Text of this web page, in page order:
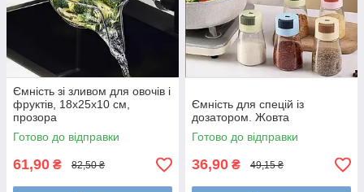
Ємність зі зливом для овочів і
фруктів, 18х25х10 см,
прозора
Готово до відправки
61,90 ₴ 82,50 ₴
Ємність для спецій із
дозатором. Жовта
Готово до відправки
36,90 ₴ 49,15 ₴